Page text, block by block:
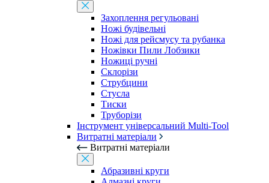
Захоплення регульовані
Ножі будівельні
Ножі для рейсмусу та рубанка
Ножівки Пили Лобзики
Ножиці ручні
Склорізи
Струбцини
Стусла
Тиски
Труборізи
Інструмент універсальний Multi-Tool
Витратні матеріали
Витратні матеріали
Абразивні круги